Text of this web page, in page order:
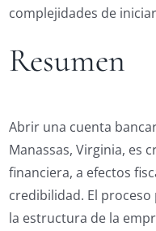
complejidades de
Resumen
Abrir una cuenta
Manassas, Virginia, es
financiera, a efectos
credibilidad. El
la estructura de la